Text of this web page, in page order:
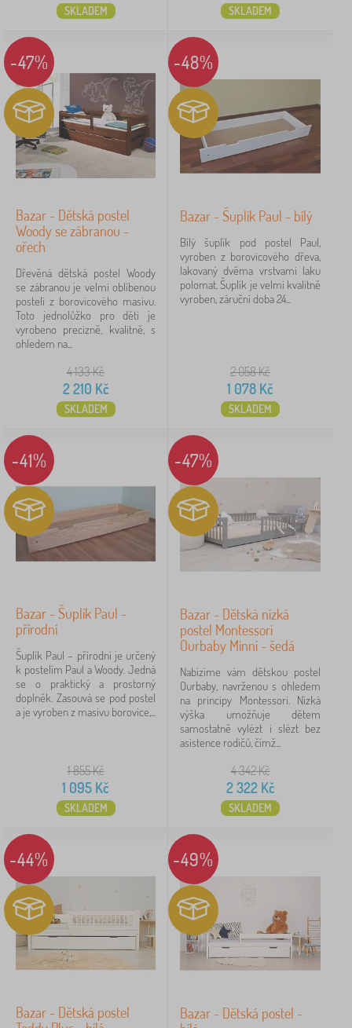
Kocot Kids
Zrušit FILTROVÁNÍ
SKLADEM SKLADEM
-47%
Bazar - Dětská postel
Woody se zábranou -
ořech
Dřevěná dětská postel Woody
se zábranou je velmi oblíbenou
postelí z borovicového masivu.
Toto jednolůžko pro děti je
vyrobeno precizně, kvalitně, s
ohledem na...
4 133Kč
2 210 Kč
SKLADEM
-48%
Bazar - Šuplík Paul - bílý
Bílý šuplík pod postel Paul,
vyroben z borovicového dřeva,
lakovaný dvěma vrstvami laku
polomat. Šuplík je velmi kvalitně
vyroben, záruční doba 24...
2 058Kč
1 078 Kč
SKLADEM
-41%
Bazar - Šuplík Paul -
přírodní
Šuplík Paul – přírodní je určený
k postelím Paul a Woody. Jedná
se o praktický a prostorný
doplněk. Zasouvá se pod postel
a je vyroben z masivu borovice,...
1 855Kč
1 095 Kč
SKLADEM
-47%
Bazar - Dětská nízká
postel Montessori
Ourbaby Minni - šedá
Nabízíme vám dětskou postel
Ourbaby, navrženou s ohledem
na principy Montessori. Nízká
výška umožňuje dětem
samostatně vylézt i slézt bez
asistence rodičů, čímž...
4 342Kč
2 322Kč
SKLADEM
-44%
Bazar - Dětská postel
-49%
Bazar - Dětská postel -